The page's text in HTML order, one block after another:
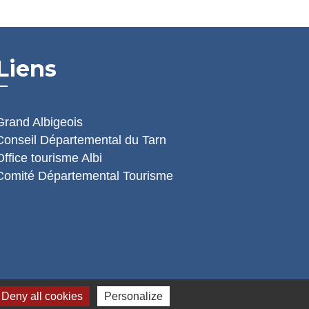
Albigeois
Départemental du Tarn
tourisme Albi
Départemental Tourisme
all cookies Personalize